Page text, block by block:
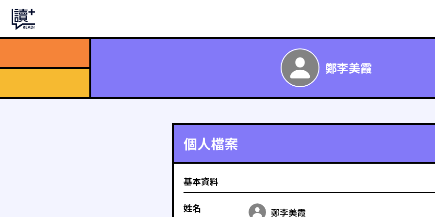
鄭李美霞
個人檔案
基本資料
姓名 鄭李美霞